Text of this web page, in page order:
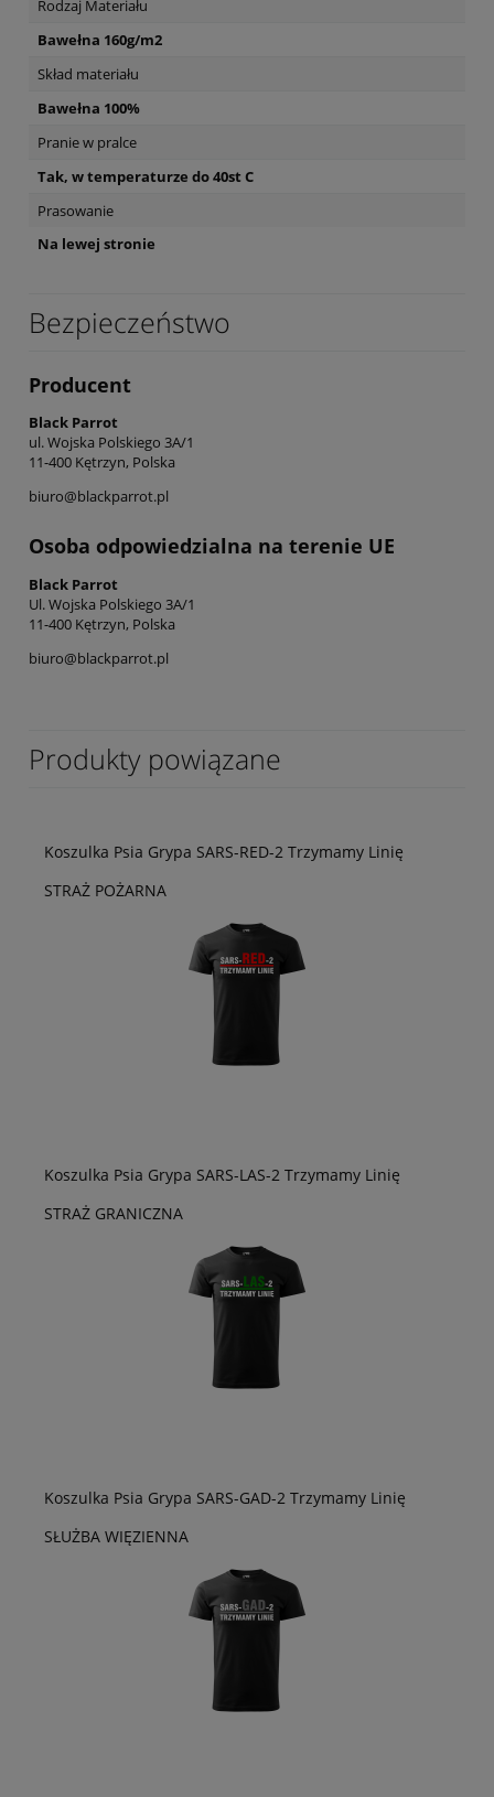
Rodzaj Materiału
Bawełna 160g/m2
Skład materiału
Bawełna 100%
Pranie w pralce
Tak, w temperaturze do 40st C
Prasowanie
Na lewej stronie
Bezpieczeństwo
Producent
Black Parrot
ul. Wojska Polskiego 3A/1
11-400 Kętrzyn, Polska
biuro@blackparrot.pl
Osoba odpowiedzialna na terenie UE
Black Parrot
Ul. Wojska Polskiego 3A/1
11-400 Kętrzyn, Polska
biuro@blackparrot.pl
Produkty powiązane
Koszulka Psia Grypa SARS-RED-2 Trzymamy Linię
STRAŻ POŻARNA
Koszulka Psia Grypa SARS-LAS-2 Trzymamy Linię
STRAŻ GRANICZNA
Koszulka Psia Grypa SARS-GAD-2 Trzymamy Linię
SŁUŻBA WIĘZIENNA